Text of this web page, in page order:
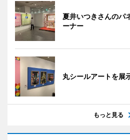
夏井いつきさんのパ
ーナー
丸シールアートを展
もっと見る